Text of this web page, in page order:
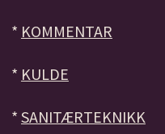
* KOMMENTAR
* KULDE
* SANITÆRTEKNIKK